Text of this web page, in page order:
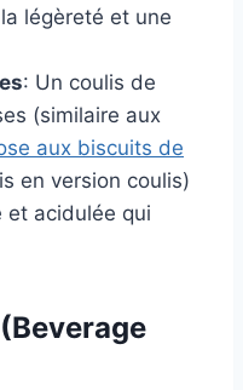
légèreté et une
: Un coulis de
(similaire aux
aux biscuits de
en version coulis)
et acidulée qui